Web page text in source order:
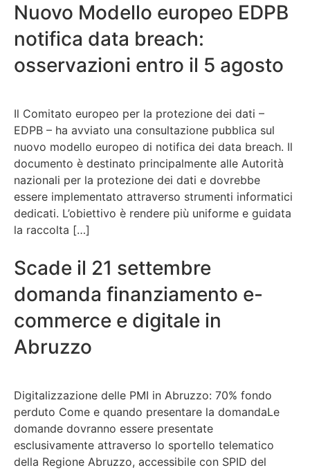
Nuovo Modello europeo EDPB
notifica data breach:
osservazioni entro il 5 agosto
Il Comitato europeo per la protezione dei dati –
EDPB – ha avviato una consultazione pubblica sul
nuovo modello europeo di notifica dei data breach. Il
documento è destinato principalmente alle Autorità
nazionali per la protezione dei dati e dovrebbe
essere implementato attraverso strumenti informatici
dedicati. L’obiettivo è rendere più uniforme e guidata
la raccolta […]
Scade il 21 settembre
domanda finanziamento e-
commerce e digitale in
Abruzzo
Digitalizzazione delle PMI in Abruzzo: 70% fondo
perduto Come e quando presentare la domandaLe
domande dovranno essere presentate
esclusivamente attraverso lo sportello telematico
della Regione Abruzzo, accessibile con SPID del